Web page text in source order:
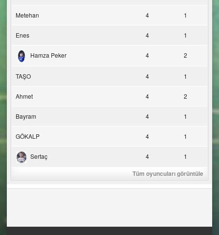
Metehan 4 1
Enes 4 1
Hamza Peker 4 2
TAŞO 4 1
Ahmet 4 2
Bayram 4 1
GÖKALP 4 1
Sertaç 4 1
Tüm oyuncuları görüntüle